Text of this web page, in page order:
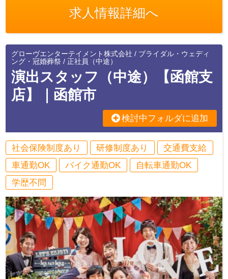
求人情報詳細へ
グローヴエンターテイメント株式会社 / ブライダル・ウェディ
ング・冠婚葬祭 / 正社員（中途）
演出スタッフ（中途）【函館支
店】｜函館市
検討中フォルダに追加
社会保険制度あり 研修制度あり
交通費支給
車通勤OK
バイク通勤OK
自転車通勤OK
学歴不問